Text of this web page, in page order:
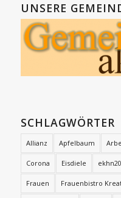
UNSERE
SCHLAGWÖRTER
Allianz Apfelbaum
Corona Eisdiele
Frauen Frauenbistro